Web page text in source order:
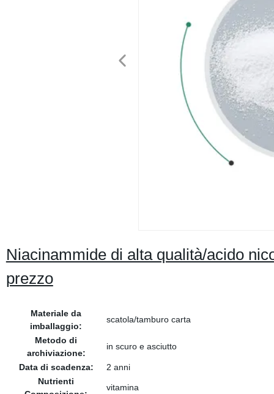
Niacinammide di alta qualità/acido
prezzo
Materiale da
imballaggio:
scatola/tamburo carta
Metodo di
archiviazione:
in scuro e asciutto
Data di scadenza:
2 anni
Nutrienti
vitamina